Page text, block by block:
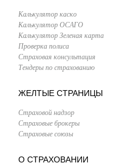
Калькулятор каско
Калькулятор ОСАГО
Калькулятор Зеленая карта
Проверка полиса
Страховая консультация
Тендеры по страхованию
ЖЕЛТЫЕ СТРАНИЦЫ
Страховой надзор
Страховые брокеры
Страховые союзы
О СТРАХОВАНИИ